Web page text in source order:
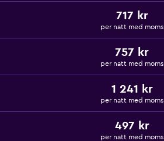
717 kr
per natt med moms
757 kr
per natt med moms
1 241 kr
per natt med moms
497 kr
per natt med moms